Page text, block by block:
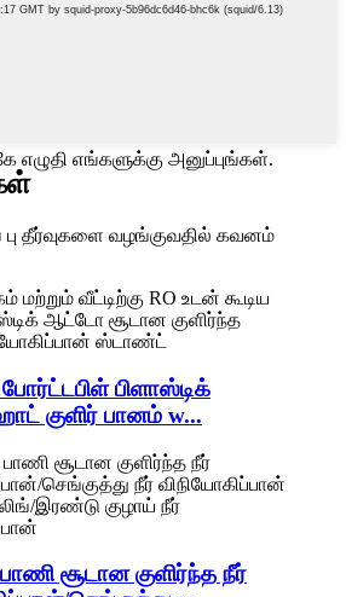
எங்களுக்கு அனுப்புங்கள்.
தீர்வுகளை வழங்குவதில் கவனம்
பிளாஸ்டிக்
குளிர் பானம் w...
சூடான குளிர்ந்த நீர்